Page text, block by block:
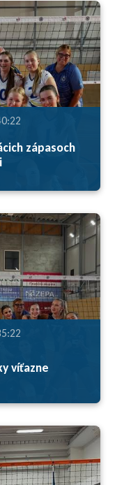
zápasoch
víťazne